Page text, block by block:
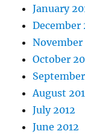
January
December
November
October
August
July 2012
June 2012